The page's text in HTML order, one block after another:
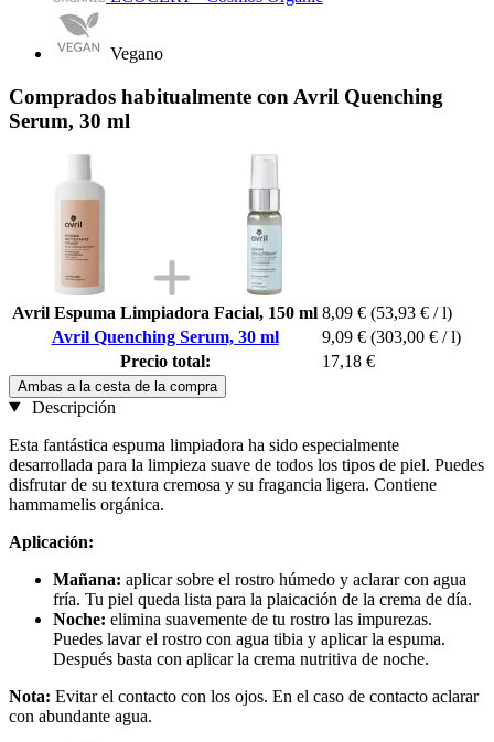
Vegano
Comprados habitualmente con Avril Quenching
Serum, 30 ml
Avril Espuma Limpiadora Facial, 150 ml 8,09 € (53,93 € / l)
Avril Quenching Serum, 30 ml
9,09 € (303,00 € / l)
Precio total:
17,18 €
Ambas a la cesta de la compra
Descripción
Esta fantástica espuma limpiadora ha sido especialmente
desarrollada para la limpieza suave de todos los tipos de piel. Puedes
disfrutar de su textura cremosa y su fragancia ligera. Contiene
hammamelis orgánica.
Aplicación:
Mañana: aplicar sobre el rostro húmedo y aclarar con agua
fría. Tu piel queda lista para la plaicación de la crema de día.
Noche: elimina suavemente de tu rostro las impurezas.
Puedes lavar el rostro con agua tibia y aplicar la espuma.
Después basta con aplicar la crema nutritiva de noche.
Nota: Evitar el contacto con los ojos. En el caso de contacto aclarar
con abundante agua.